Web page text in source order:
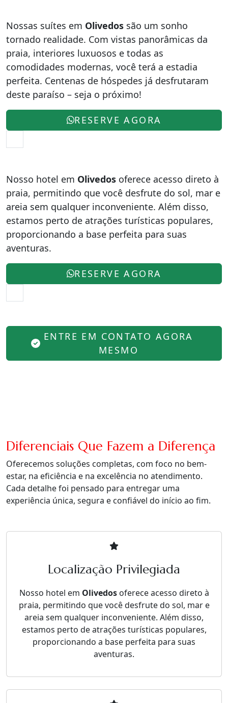
Nossas suítes em Olivedos são um sonho
tornado realidade. Com vistas panorâmicas da
praia, interiores luxuosos e todas as
comodidades modernas, você terá a estadia
perfeita. Centenas de hóspedes já desfrutaram
deste paraíso – seja o próximo!
RESERVE AGORA
Nosso hotel em Olivedos oferece acesso direto à
praia, permitindo que você desfrute do sol, mar e
areia sem qualquer inconveniente. Além disso,
estamos perto de atrações turísticas populares,
proporcionando a base perfeita para suas
aventuras.
RESERVE AGORA
ENTRE EM CONTATO AGORA
MESMO
Diferenciais Que Fazem a Diferença
Oferecemos soluções completas, com foco no bem-
estar, na eficiência e na excelência no atendimento.
Cada detalhe foi pensado para entregar uma
experiência única, segura e confiável do início ao fim.
Localização Privilegiada
Nosso hotel em Olivedosoferece acesso direto à
praia, permitindo que você desfrute do sol, mar e
areia sem qualquer inconveniente. Além disso,
estamos perto de atrações turísticas populares,
proporcionando a base perfeita para suas
aventuras.